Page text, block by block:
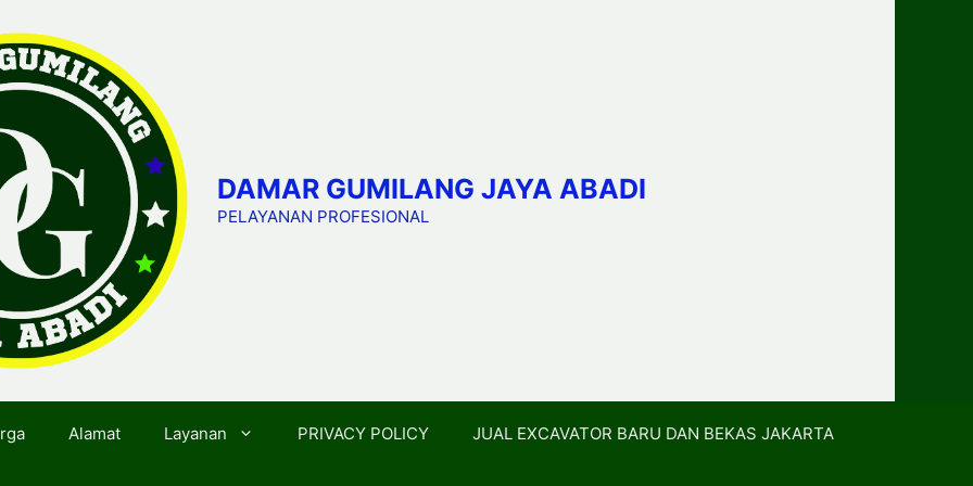
DAMAR GUMILANG JAYA ABADI
PELAYANAN PROFESIONAL
Alamat Layanan PRIVACY POLICY JUAL EXCAVATOR BARU DAN BEKAS JAKARTA